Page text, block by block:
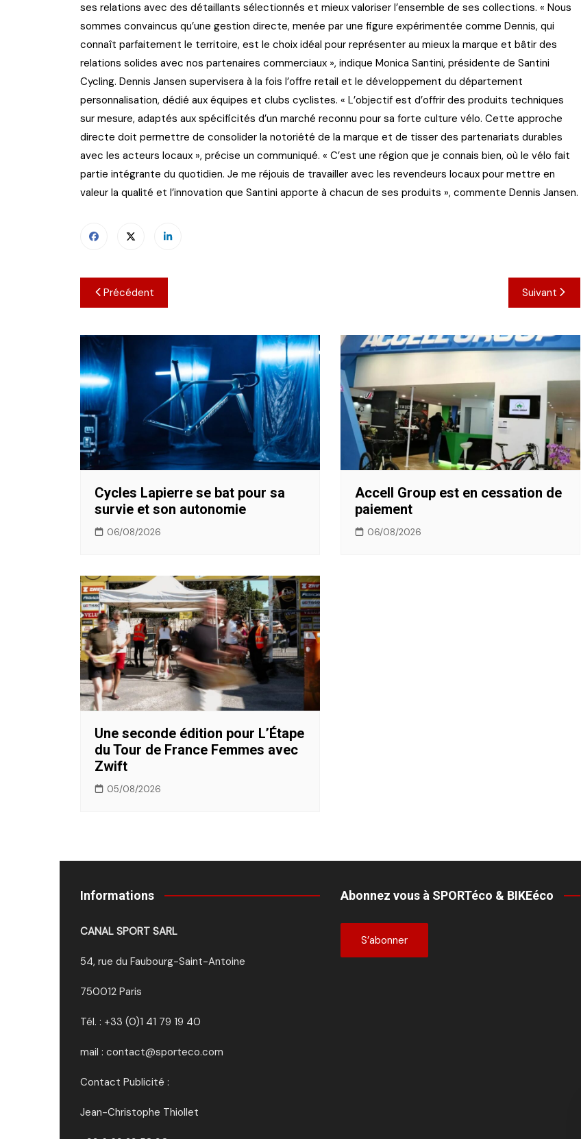
ses relations avec des détaillants sélectionnés et mieux valoriser l’ensemble de ses collections. « Nous
sommes convaincus qu’une gestion directe, menée par une figure expérimentée comme Dennis, qui
connaît parfaitement le territoire, est le choix idéal pour représenter au mieux la marque et bâtir des
relations solides avec nos partenaires commerciaux », indique Monica Santini, présidente de Santini
Cycling. Dennis Jansen supervisera à la fois l’offre retail et le développement du département
personnalisation, dédié aux équipes et clubs cyclistes. « L’objectif est d’offrir des produits techniques
sur mesure, adaptés aux spécificités d’un marché reconnu pour sa forte culture vélo. Cette approche
directe doit permettre de consolider la notoriété de la marque et de tisser des partenariats durables
avec les acteurs locaux », précise un communiqué. « C’est une région que je connais bien, où le vélo fait
partie intégrante du quotidien. Je me réjouis de travailler avec les revendeurs locaux pour mettre en
valeur la qualité et l’innovation que Santini apporte à chacun de ses produits », commente Dennis Jansen.
Navigation
de
l’article
Précédent Suivant
Cycles Lapierre se bat pour sa
survie et son autonomie
06/08/2026
Accell Group est en cessation de
paiement
06/08/2026
Une seconde édition pour L’Étape
du Tour de France Femmes avec
Zwift
05/08/2026
Informations
CANAL SPORT SARL
54, rue du Faubourg-Saint-Antoine
750012 Paris
Tél. : +33 (0)1 41 79 19 40
mail : contact@sporteco.com
Contact Publicité :
Jean-Christophe Thiollet
Abonnez vous à SPORTéco & BIKEéco
S’abonner